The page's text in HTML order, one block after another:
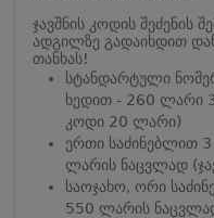
ჯავშნის კოდის შეძენის
ადგილზე გადაიხდით
თანხას!
სტანდარტული
ხედით - 260 ლარი
კოდი 20 ლარი)
ერთი საძინებლით
ლარის ნაცვლად
საოჯახო, ორი
550 ლარის